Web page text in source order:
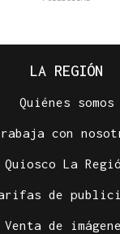
LA REGIÓN
Quiénes somos
con
Quiosco La
de
Venta de